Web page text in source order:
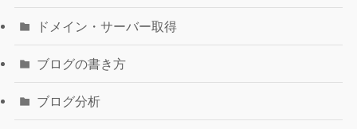
ドメイン・サーバー取得
ブログの書き方
ブログ分析